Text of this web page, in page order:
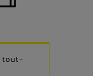
tout-